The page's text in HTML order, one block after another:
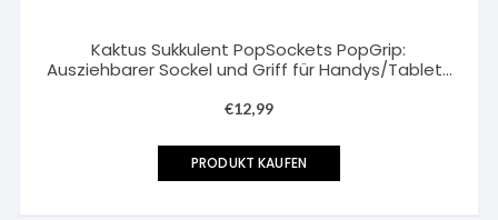
Kaktus Sukkulent PopSockets PopGrip:
Ausziehbarer Sockel und Griff für Handys/Tablets
€12,99
PRODUKT KAUFEN